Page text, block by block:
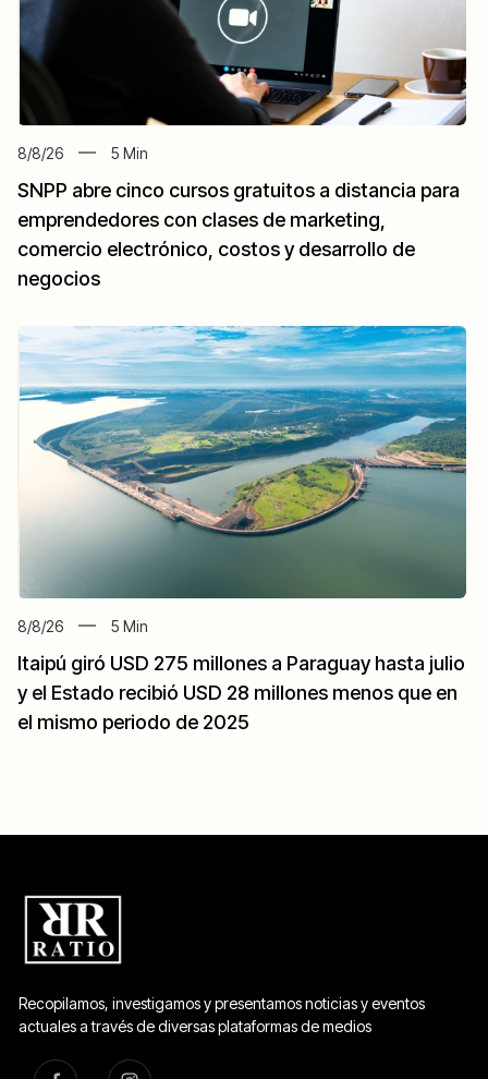
8/8/26 5 Min
SNPP abre cinco cursos gratuitos a distancia para
emprendedores con clases de marketing,
comercio electrónico, costos y desarrollo de
negocios
8/8/26 5 Min
Itaipú giró USD 275 millones a Paraguay hasta julio
y el Estado recibió USD 28 millones menos que en
el mismo periodo de 2025
Recopilamos, investigamos y presentamos noticias y eventos
actuales a través de diversas plataformas de medios